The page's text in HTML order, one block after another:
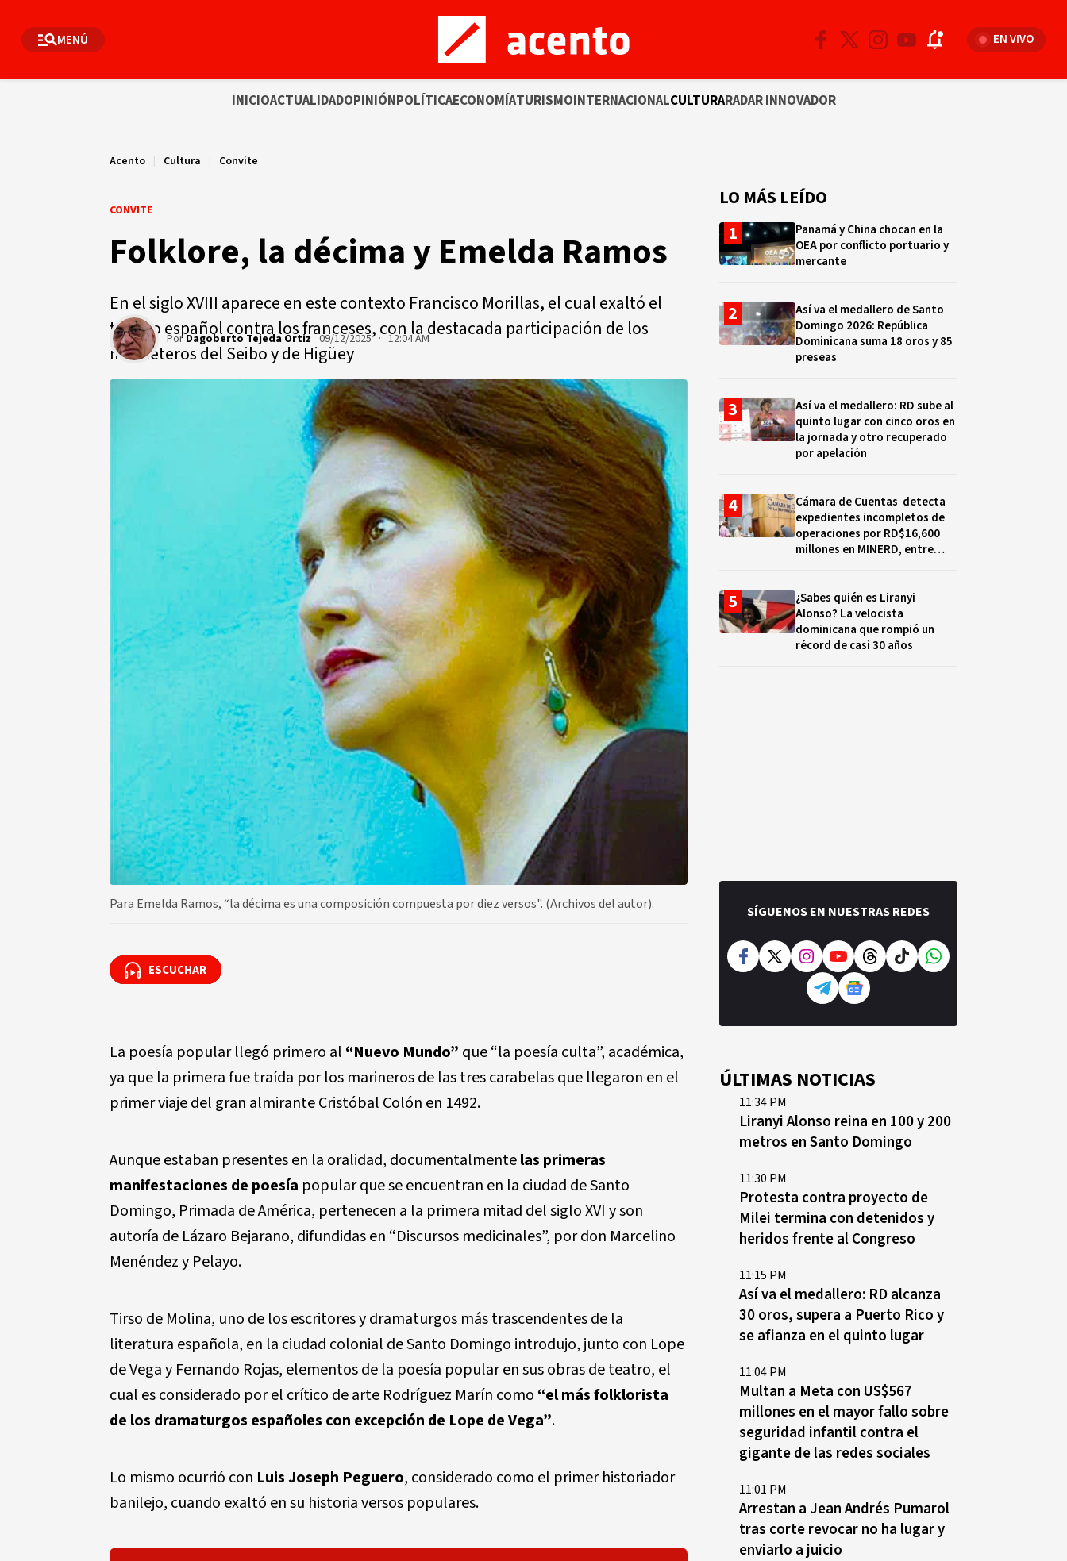
MENÚ EN VIVO
INICIOACTUALIDADOPINIÓNPOLÍTICAECONOMÍATURISMOINTERNACIONALCULTURARADAR INNOVADOR
Acento | Cultura | Convite
CONVITE
Folklore, la décima y Emelda Ramos
En el siglo XVIII aparece en este contexto Francisco Morillas, el cual exaltó el
triunfo español contra los franceses, con la destacada participación de los
macheteros del Seibo y de Higüey
PorDagoberto Tejeda Ortiz 09/12/2025 · 12:04 AM
Para Emelda Ramos, “la décima es una composición compuesta por diez versos". (Archivos del autor).
ESCUCHAR
ESCUCHAR
La poesía popular llegó primero al “Nuevo Mundo” que “la poesía culta”, académica,
ya que la primera fue traída por los marineros de las tres carabelas que llegaron en el
primer viaje del gran almirante Cristóbal Colón en 1492.
Aunque estaban presentes en la oralidad, documentalmentelas primeras
manifestaciones de poesía popular que se encuentran en la ciudad de Santo
Domingo, Primada de América, pertenecen a la primera mitad del siglo XVI y son
autoría de Lázaro Bejarano, difundidas en “Discursos medicinales”, por don Marcelino
Menéndez y Pelayo.
Tirso de Molina, uno de los escritores y dramaturgos más trascendentes de la
literatura española, en la ciudad colonial de Santo Domingo introdujo, junto con Lope
de Vega y Fernando Rojas, elementos de la poesía popular en sus obras de teatro, el
cual es considerado por el crítico de arte Rodríguez Marín como “el más folklorista
de los dramaturgos españoles con excepción de Lope de Vega”.
Lo mismo ocurrió con Luis Joseph Peguero, considerado como el primer historiador
banilejo, cuando exaltó en su historia versos populares.
LO MÁS LEÍDO
Panamá y China chocan en la
OEA por conflicto portuario y
mercante
Así va el medallero de Santo
Domingo 2026: República
Dominicana suma 18 oros y 85
preseas
Así va el medallero: RD sube al
quinto lugar con cinco oros en
la jornada y otro recuperado
por apelación
Cámara de Cuentas detecta
expedientes incompletos de
operaciones por RD$16,600
millones en MINERD, entre
¿Sabes quién es Liranyi
Alonso? La velocista
dominicana que rompió un
récord de casi 30 años
SÍGUENOS EN NUESTRAS REDES
ÚLTIMAS NOTICIAS
11:34 PM
Liranyi Alonso reina en 100 y 200
metros en Santo Domingo
11:30 PM
Protesta contra proyecto de
Milei termina con detenidos y
heridos frente al Congreso
11:15 PM
Así va el medallero: RD alcanza
30 oros, supera a Puerto Rico y
se afianza en el quinto lugar
11:04 PM
Multan a Meta con US$567
millones en el mayor fallo sobre
seguridad infantil contra el
gigante de las redes sociales
11:01 PM
Arrestan a Jean Andrés Pumarol
tras corte revocar no ha lugar y
enviarlo a juicio